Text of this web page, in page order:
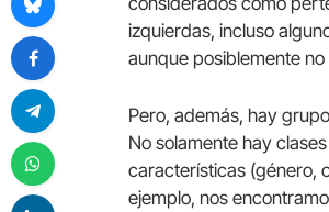
izquierdas, incluso
aunque posiblemente
Pero, además, hay
No solamente hay
características (género,
ejemplo, nos